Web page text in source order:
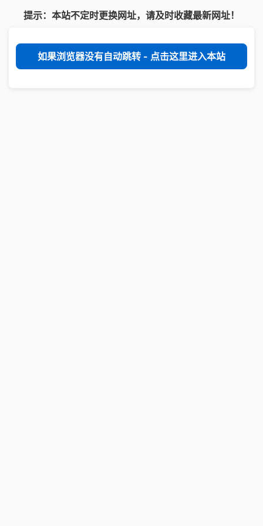
提示：本站不定时更换网址，请及时收藏最新网址！
如果浏览器没有自动跳转 - 点击这里进入本站